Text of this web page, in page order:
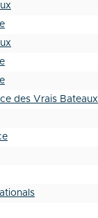
des Vrais Bateaux